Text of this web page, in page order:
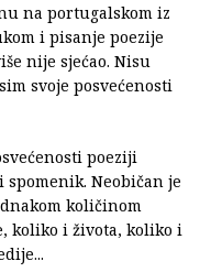
na portugalskom iz
i pisanje poezije
nije sjećao. Nisu
svoje posvećenosti
poeziji
Neobičan je
količinom
koliko i života, koliko i